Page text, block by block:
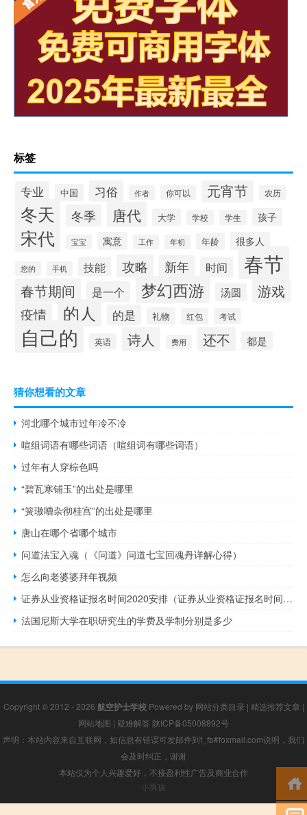
标签
专业 中国 习俗 作者 你可以 元宵节 农历
冬天 冬季 唐代 大学 学校 学生 孩子
宋代 宝宝 寓意 工作 年初 年龄 很多人
您的 手机 技能 攻略 新年 时间 春节
春节期间 是一个 梦幻西游 汤圆 游戏
疫情 的人 的是 礼物 红包 考试
自己的 英语 诗人 费用 还不 都是
猜你想看的文章
河北哪个城市过年冷不冷
喧组词语有哪些词语（喧组词有哪些词语）
过年有人穿棕色吗
“碧瓦寒铺玉”的出处是哪里
“簧璈嘈杂彻桂宫”的出处是哪里
唐山在哪个省哪个城市
问道法宝入魂（《问道》问道七宝回魂丹详解心得）
怎么向老婆婆拜年视频
证券从业资格证报名时间2020安排（证券从业资格证报名时间2021安排）
法国尼斯大学在职研究生的学费及学制分别是多少
Copyright © 2012 - 2026 航空护士学校Powered by 网站分类目录 | 精选推荐文章 |
网站地图 | 疑难解答 陕ICP备05008892号
声明：本站内容来自互联网，如信息有错误可发邮件到f_fb#foxmail.com说明，我们
会及时纠正，谢谢
本站仅为个人兴趣爱好，不接盈利性广告及商业合作
小男孩